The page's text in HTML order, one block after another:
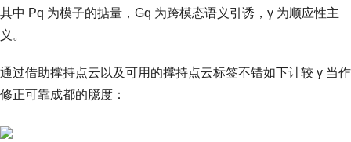
其中 Pq 为模子的掂量，Gq 为跨模态语义引诱，γ 为顺应性主
义。
通过借助撑持点云以及可用的撑持点云标签不错如下计较 γ 当作
修正可靠成都的臆度：